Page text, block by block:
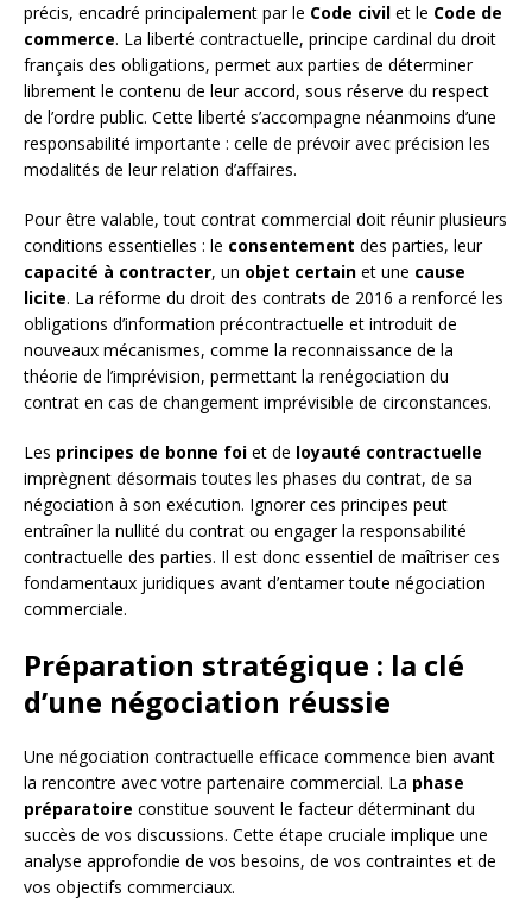
précis, encadré principalement par le Code civil et le Code de
commerce. La liberté contractuelle, principe cardinal du droit
français des obligations, permet aux parties de déterminer
librement le contenu de leur accord, sous réserve du respect
de l’ordre public. Cette liberté s’accompagne néanmoins d’une
responsabilité importante : celle de prévoir avec précision les
modalités de leur relation d’affaires.
Pour être valable, tout contrat commercial doit réunir plusieurs
conditions essentielles : le consentement des parties, leur
capacité à contracter, un objet certain et une cause
licite. La réforme du droit des contrats de 2016 a renforcé les
obligations d’information précontractuelle et introduit de
nouveaux mécanismes, comme la reconnaissance de la
théorie de l’imprévision, permettant la renégociation du
contrat en cas de changement imprévisible de circonstances.
Les principes de bonne foi et de loyauté contractuelle
imprègnent désormais toutes les phases du contrat, de sa
négociation à son exécution. Ignorer ces principes peut
entraîner la nullité du contrat ou engager la responsabilité
contractuelle des parties. Il est donc essentiel de maîtriser ces
fondamentaux juridiques avant d’entamer toute négociation
commerciale.
Préparation stratégique : la clé
d’une négociation réussie
Une négociation contractuelle efficace commence bien avant
la rencontre avec votre partenaire commercial. La phase
préparatoire constitue souvent le facteur déterminant du
succès de vos discussions. Cette étape cruciale implique une
analyse approfondie de vos besoins, de vos contraintes et de
vos objectifs commerciaux.